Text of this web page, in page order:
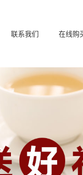
联系我们 在线购